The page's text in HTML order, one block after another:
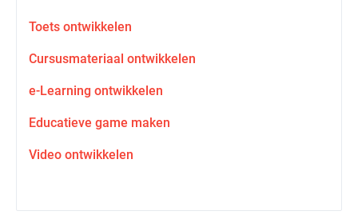
Toets ontwikkelen
Cursusmateriaal ontwikkelen
e-Learning ontwikkelen
Educatieve game maken
Video ontwikkelen